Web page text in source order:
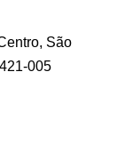
São
005